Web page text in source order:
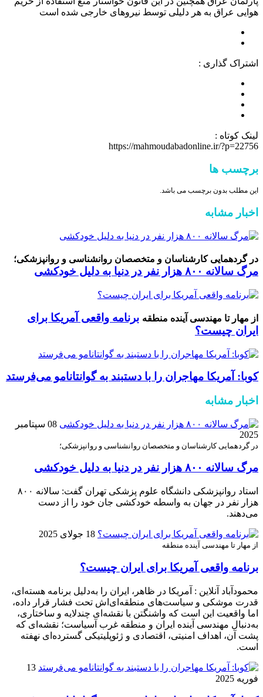
هوایی عراق به هر دلیلی توسط نیروهای خارجی شده است
اشتراک گذاری :
لینک کوتاه :
https://mahmoudabadonline.ir/?p=22756
برچسب ها
این مطلب بدون برچسب می باشد.
اخبار مشابه
در گردهمایی کارشناسان و متخصصان روانشناسی و روانپزشکی؛
مرگ سالانه ۸۰۰ هزار نفر در دنیا به دلیل خودکشی
از مهار تا مهندسی آینده منطقه برنامه واقعی آمریکا برای
ایران چیست؟
کوبا: آمریکا مهاجران را با دستبند به گوانتانامو می‌فرستد
اخبار مشابه
08 سپتامبر
2025
در گردهمایی کارشناسان و متخصصان روانشناسی و روانپزشکی؛
مرگ سالانه ۸۰۰ هزار نفر در دنیا به دلیل خودکشی
استاد روانپزشکی دانشگاه علوم پزشکی تهران گفت: سالانه ۸۰۰
هزار نفر در جهان به واسطه خودکشی جان خود را از دست
می‌دهند.
18 جولای 2025
از مهار تا مهندسی آینده منطقه
برنامه واقعی آمریکا برای ایران چیست؟
محمودآباد آنلاین : آمریکا در ظاهر، ایران را به‌دلیل برنامه هسته‌ای،
قدرت موشکی و سیاست‌های منطقه‌ای‌اش تحت فشار قرار داده،
اما واقعیت این است که واشنگتن با نقشه‌ای چندلایه و ساختاری،
به‌دنبال مهندسی آینده ایران و منطقه غرب آسیاست؛ نقشه‌ای که
پشت آن، اهداف امنیتی، اقتصادی و ژئوپلیتیکی گسترده‌ای نهفته
است.
13
فوریه 2025